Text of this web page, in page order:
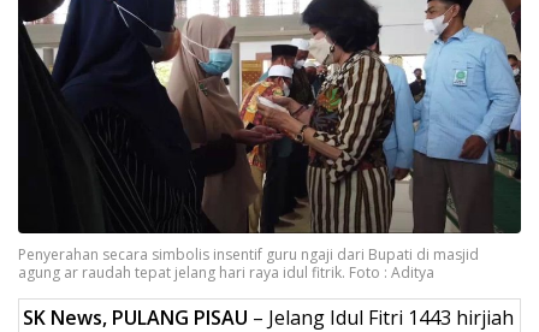
Penyerahan secara simbolis insentif guru ngaji dari Bupati di masjid
agung ar raudah tepat jelang hari raya idul fitrik. Foto : Aditya
SK News, PULANG PISAU – Jelang Idul Fitri 1443 hirjiah